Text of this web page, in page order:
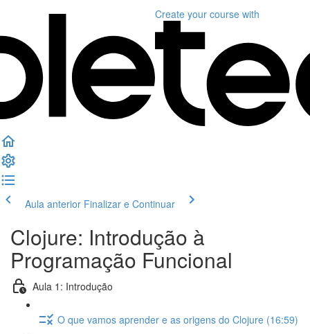
Create your course with
Aula anterior Finalizar e Continuar
Clojure: Introdução à
Programação Funcional
Aula 1: Introdução
O que vamos aprender e as origens do Clojure (16:59)